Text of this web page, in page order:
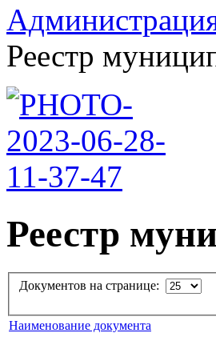
Реестр
Реестр
Документов на странице:
Наименование документа